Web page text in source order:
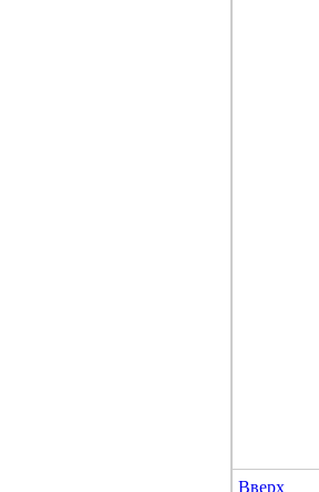
Вверх